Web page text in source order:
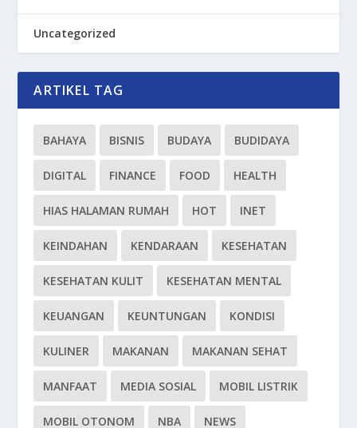
Uncategorized
ARTIKEL TAG
BAHAYA BISNIS BUDAYA BUDIDAYA
DIGITAL FINANCE FOOD HEALTH
HIAS HALAMAN RUMAH HOT INET
KEINDAHAN KENDARAAN KESEHATAN
KESEHATAN KULIT KESEHATAN MENTAL
KEUANGAN KEUNTUNGAN KONDISI
KULINER MAKANAN MAKANAN SEHAT
MANFAAT MEDIA SOSIAL MOBIL LISTRIK
MOBIL OTONOM NBA NEWS